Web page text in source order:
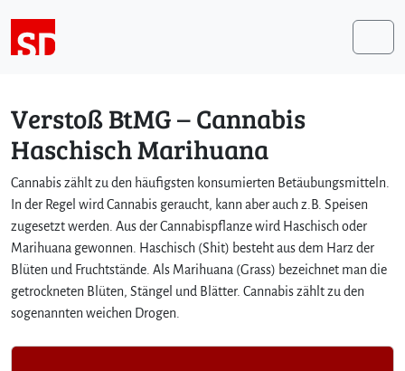
Verstoß BtMG – Cannabis
Haschisch Marihuana
Cannabis zählt zu den häufigsten konsumierten Betäubungsmitteln.
In der Regel wird Cannabis geraucht, kann aber auch z.B. Speisen
zugesetzt werden. Aus der Cannabispflanze wird Haschisch oder
Marihuana gewonnen. Haschisch (Shit) besteht aus dem Harz der
Blüten und Fruchtstände. Als Marihuana (Grass) bezeichnet man die
getrockneten Blüten, Stängel und Blätter. Cannabis zählt zu den
sogenannten weichen Drogen.